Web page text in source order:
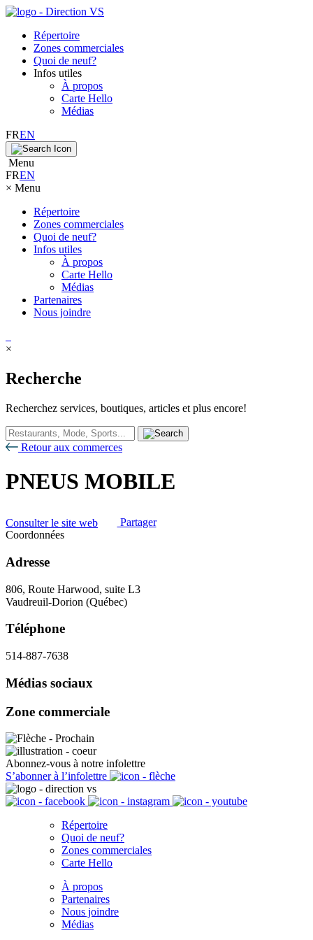
Répertoire
Zones commerciales
Quoi de neuf?
Infos utiles
À propos
Carte Hello
Médias
FREN
Menu
FREN
× Menu
Répertoire
Zones commerciales
Quoi de neuf?
Infos utiles
À propos
Carte Hello
Médias
Partenaires
Nous joindre
×
Recherche
Recherchez services, boutiques, articles et plus encore!
Retour aux commerces
PNEUS MOBILE
Consulter le site web
Partager
Coordonnées
Adresse
806, Route Harwood, suite L3
Vaudreuil-Dorion (Québec)
Téléphone
514-887-7638
Médias sociaux
Zone commerciale
Abonnez-vous à notre infolettre
S’abonner à l’infolettre
Répertoire
Quoi de neuf?
Zones commerciales
Carte Hello
À propos
Partenaires
Nous joindre
Médias